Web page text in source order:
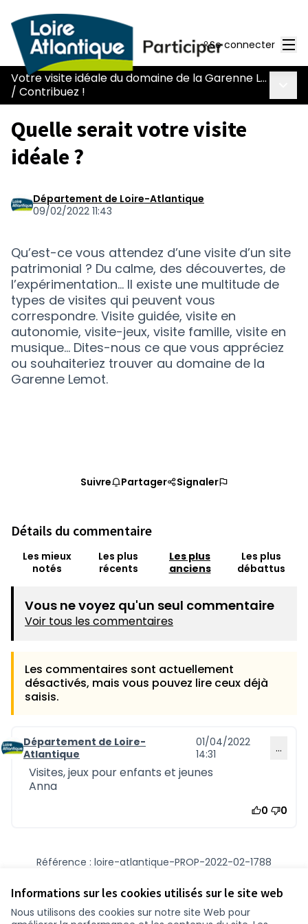
Informations sur les cookies utilisés sur le site web
Nous utilisons des cookies sur notre site Web pour
Se connecter
Votre visite idéale du domaine de la Garenne Lemot
/ Contribuez !
Quelle serait votre visite
idéale ?
Département de Loire-Atlantique
09/02/2022 11:43
Qu’est-ce vous attendez d’une visite d’un site
patrimonial ? Du calme, des découvertes, de
l’expérimentation... Il existe une multitude de
types de visites qui peuvent vous
correspondre. Visite guidée, visite en
autonomie, visite-jeux, visite famille, visite en
musique… Dites-nous ce que vous appréciez
ou souhaiteriez trouver au domaine de la
Garenne Lemot.
Suivre Partager Signaler
Détails du commentaire
Les mieux
notés
Les plus
récents
Les plus
anciens
Les plus
débattus
Vous ne voyez qu'un seul commentaire
Voir tous les commentaires
Les commentaires sont actuellement
désactivés, mais vous pouvez lire ceux déjà
saisis.
Commentaire 1159
Département de Loire-
Atlantique
01/04/2022
14:31
…
Visites, jeux pour enfants et jeunes
Anna
0 0
Référence : loire-atlantique-PROP-2022-02-1788
Vérifiez l'empreinte numérique